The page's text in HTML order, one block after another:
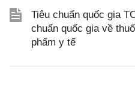
Tiêu chuẩn quốc gia
chuẩn quốc gia về
phẩm y tế